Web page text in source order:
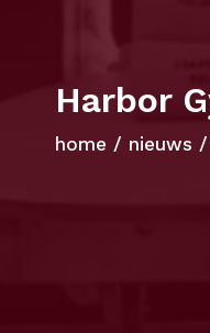
Harbor
home / nieuws /